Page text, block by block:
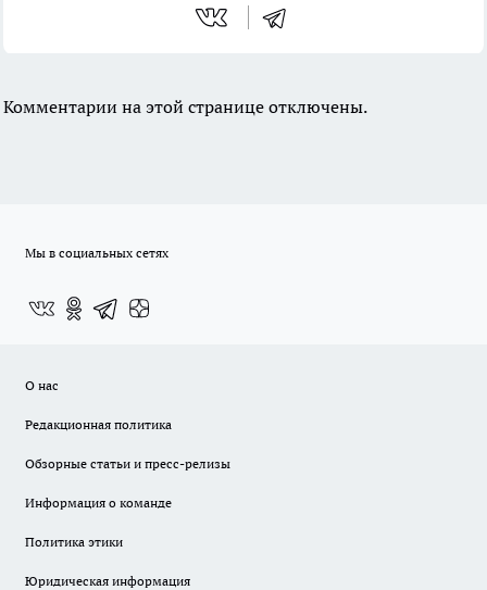
Комментарии на этой странице отключены.
Мы в социальных сетях
О нас
Редакционная политика
Обзорные статьи и пресс-релизы
Информация о команде
Политика этики
Юридическая информация